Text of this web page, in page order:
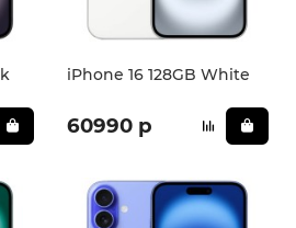
iPhone 16 128GB White
60990 р